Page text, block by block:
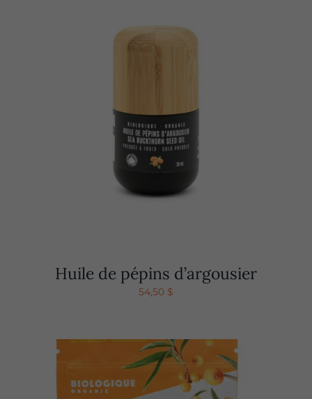
Huile de pépins d’argousier
54,50 $